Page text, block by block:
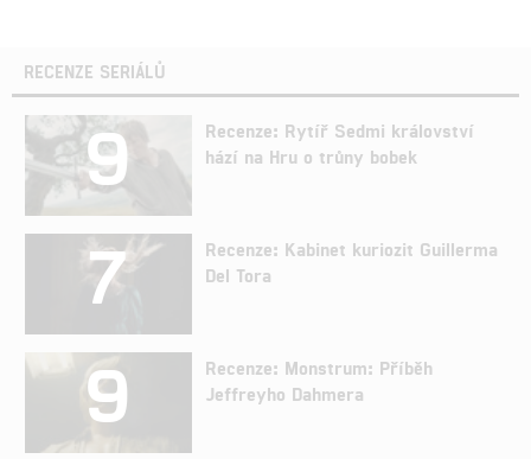
RECENZE SERIÁLŮ
9
Recenze: Rytíř Sedmi království
hází na Hru o trůny bobek
7
Recenze: Kabinet kuriozit Guillerma
Del Tora
9
Recenze: Monstrum: Příběh
Jeffreyho Dahmera